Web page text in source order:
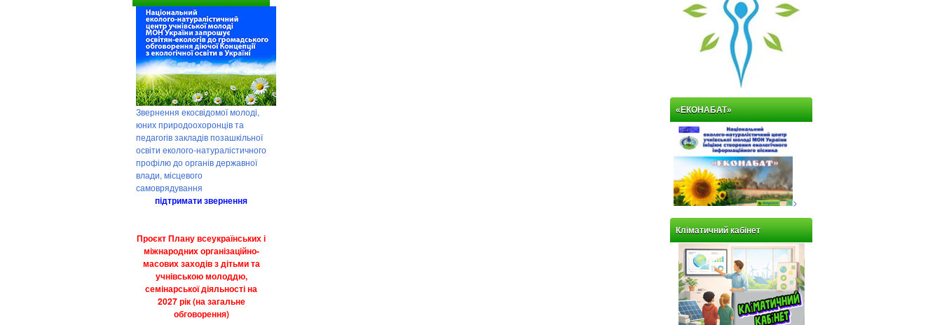
Звернення екосвідомої молоді,
юних природоохоронців та
педагогів закладів позашкільної
освіти еколого-натуралістичного
профілю до органів державної
влади, місцевого
самоврядування
підтримати звернення
Проєкт Плану всеукраїнських і
міжнародних організаційно-
масових заходів з дітьми та
учнівською молоддю,
семінарської діяльності на
2027 рік (на загальне
обговорення)
«ЕКОНАБАТ»
>
Кліматичний кабінет